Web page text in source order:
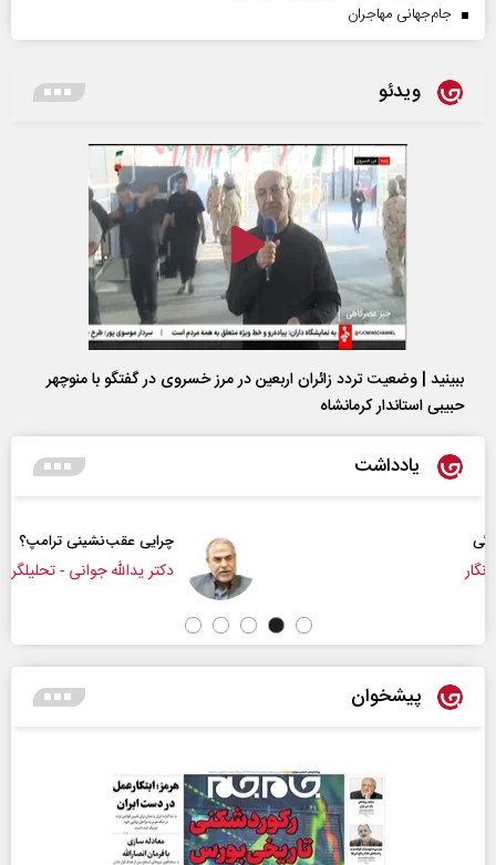
جام‌جهانی مهاجران
ویدئو
ببینید | وضعیت تردد زائران اربعین در مرز خسروی در گفتگو با منوچهر
حبیبی استاندار کرمانشاه
یادداشت
چرایی عقب‌نشینی ترامپ؟
دکتر یدالله جوانی - تحلیلگر مسائل سیاسی
پیشخوان